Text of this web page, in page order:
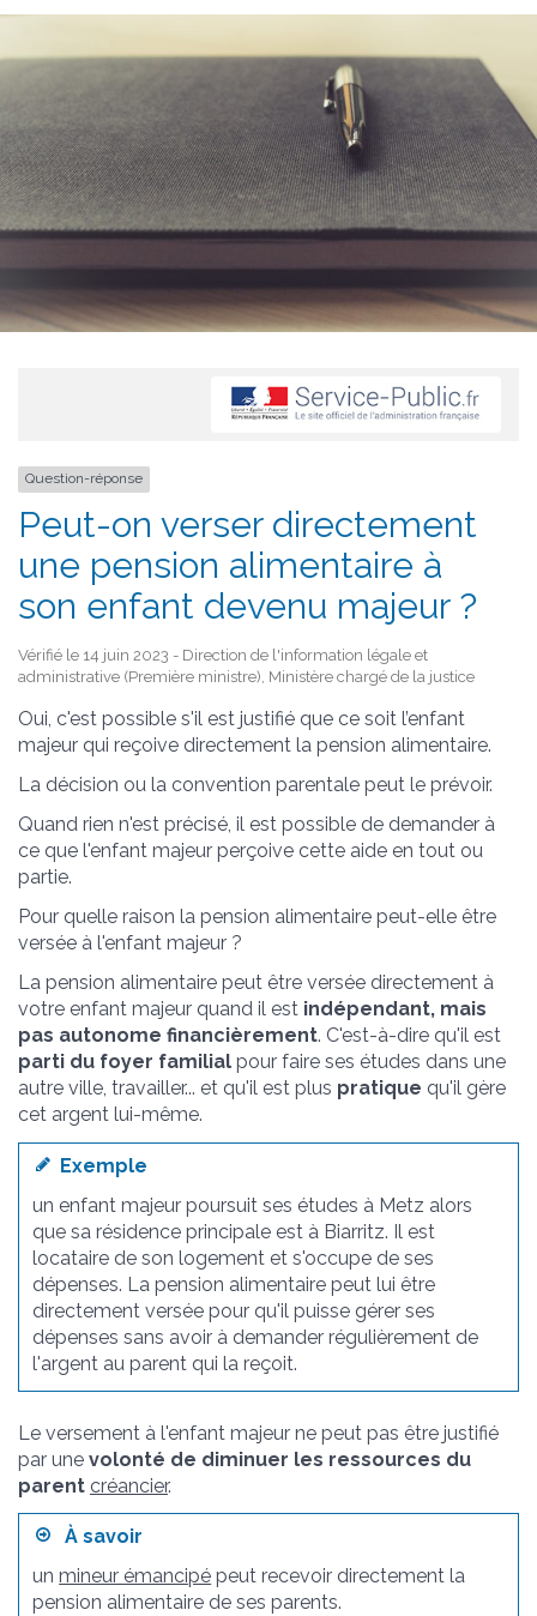
Question-réponse
Peut-on verser directement
une pension alimentaire à
son enfant devenu majeur ?
Vérifié le 14 juin 2023 - Direction de l'information légale et
administrative (Première ministre), Ministère chargé de la justice
Oui, c'est possible s'il est justifié que ce soit l’enfant
majeur qui reçoive directement la pension alimentaire.
La décision ou la convention parentale peut le prévoir.
Quand rien n'est précisé, il est possible de demander à
ce que l'enfant majeur perçoive cette aide en tout ou
partie.
Pour quelle raison la pension alimentaire peut-elle être
versée à l'enfant majeur ?
La pension alimentaire peut être versée directement à
votre enfant majeur quand il est indépendant, mais
pas autonome financièrement. C'est-à-dire qu'il est
parti du foyer familial pour faire ses études dans une
autre ville, travailler... et qu'il est plus pratique qu'il gère
cet argent lui-même.
Exemple
un enfant majeur poursuit ses études à Metz alors
que sa résidence principale est à Biarritz. Il est
locataire de son logement et s'occupe de ses
dépenses. La pension alimentaire peut lui être
directement versée pour qu'il puisse gérer ses
dépenses sans avoir à demander régulièrement de
l'argent au parent qui la reçoit.
Le versement à l'enfant majeur ne peut pas être justifié
par une volonté de diminuer les ressources du
parent créancier.
À savoir
unmineur émancipé peut recevoir directement la
pension alimentaire de ses parents.